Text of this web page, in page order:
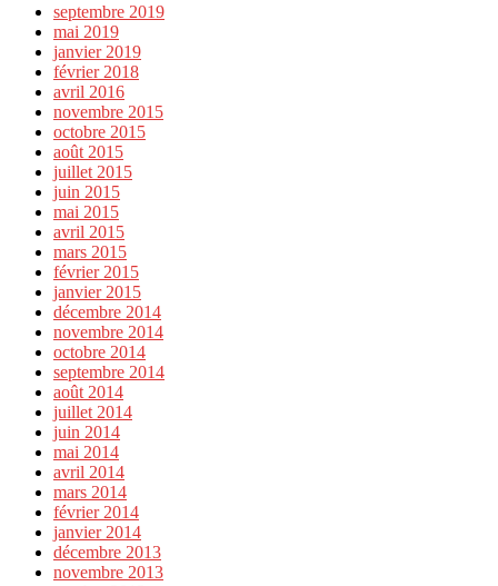
septembre 2019
mai 2019
janvier 2019
février 2018
avril 2016
novembre 2015
octobre 2015
août 2015
juillet 2015
juin 2015
mai 2015
avril 2015
mars 2015
février 2015
janvier 2015
décembre 2014
novembre 2014
octobre 2014
septembre 2014
août 2014
juillet 2014
juin 2014
mai 2014
avril 2014
mars 2014
février 2014
janvier 2014
décembre 2013
novembre 2013